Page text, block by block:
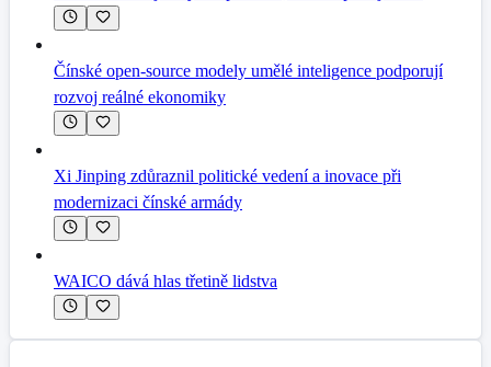
Čínské open-source modely umělé inteligence podporují
rozvoj reálné ekonomiky
Xi Jinping zdůraznil politické vedení a inovace při
modernizaci čínské armády
WAICO dává hlas třetině lidstva